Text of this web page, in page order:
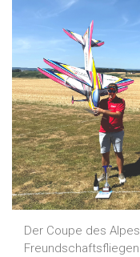
Der Coupe des